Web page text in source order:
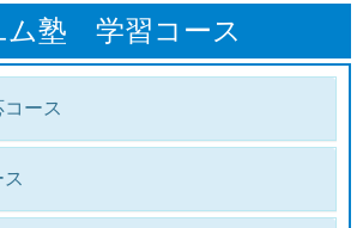
ム塾 学習コース
ース